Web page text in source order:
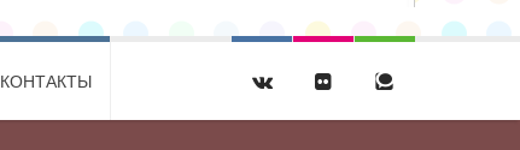
КОНТАКТЫ